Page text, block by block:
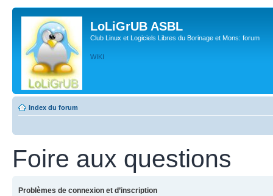
LoLiGrUB ASBL
Club Linux et Logiciels Libres du Borinage et Mons: forum
WIKI
Index du forum
Foire aux questions
Problèmes de connexion et d’inscription